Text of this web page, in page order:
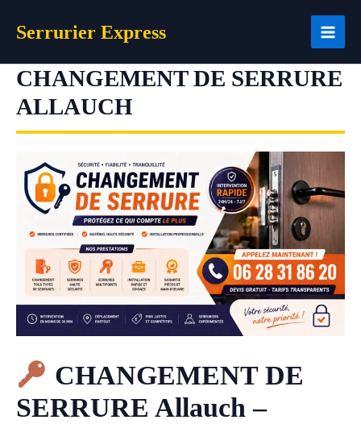
Serrurier Express
CHANGEMENT DE SERRURE
ALLAUCH
CHANGEMENT DE
SERRURE Allauch –